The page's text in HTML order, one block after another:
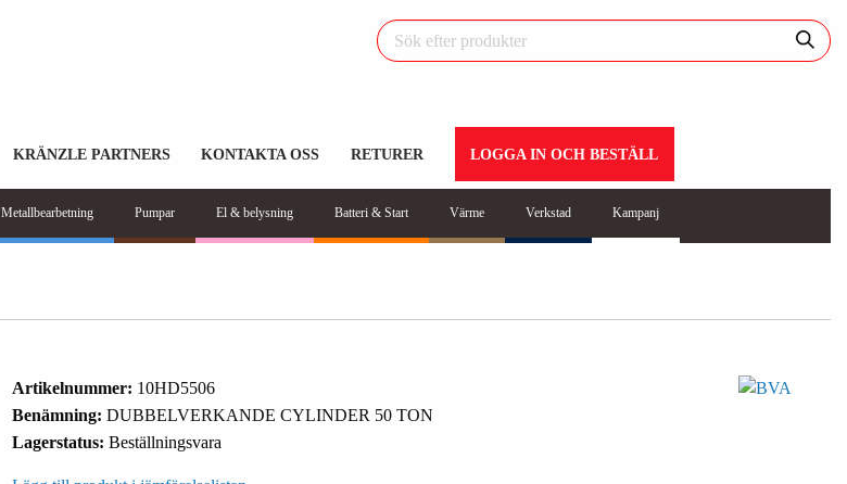
KRÄNZLE PARTNERS KONTAKTA OSS RETURER LOGGA IN OCH BESTÄLL
Metallbearbetning Pumpar El & belysning Batteri & Start Värme Verkstad Kampanj
Artikelnummer: 10HD5506
Benämning: DUBBELVERKANDE CYLINDER 50 TON
Lagerstatus: Beställningsvara